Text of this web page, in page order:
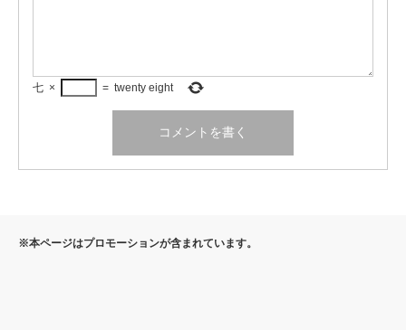
七 × = twenty eight
※本ページはプロモーションが含まれています。